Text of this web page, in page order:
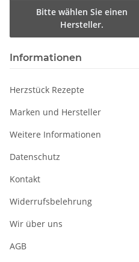
Bitte wählen Sie einen
Hersteller.
Informationen
Herzstück Rezepte
Marken und Hersteller
Weitere Informationen
Datenschutz
Kontakt
Widerrufsbelehrung
Wir über uns
AGB